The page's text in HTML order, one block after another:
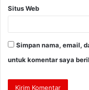
Situs Web
Simpan nama, email,
untuk komentar saya